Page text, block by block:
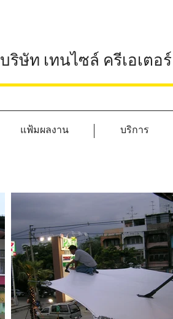
บริษัท เทนไซล์ ครีเอเตอ
แฟ้มผลงาน บริการ